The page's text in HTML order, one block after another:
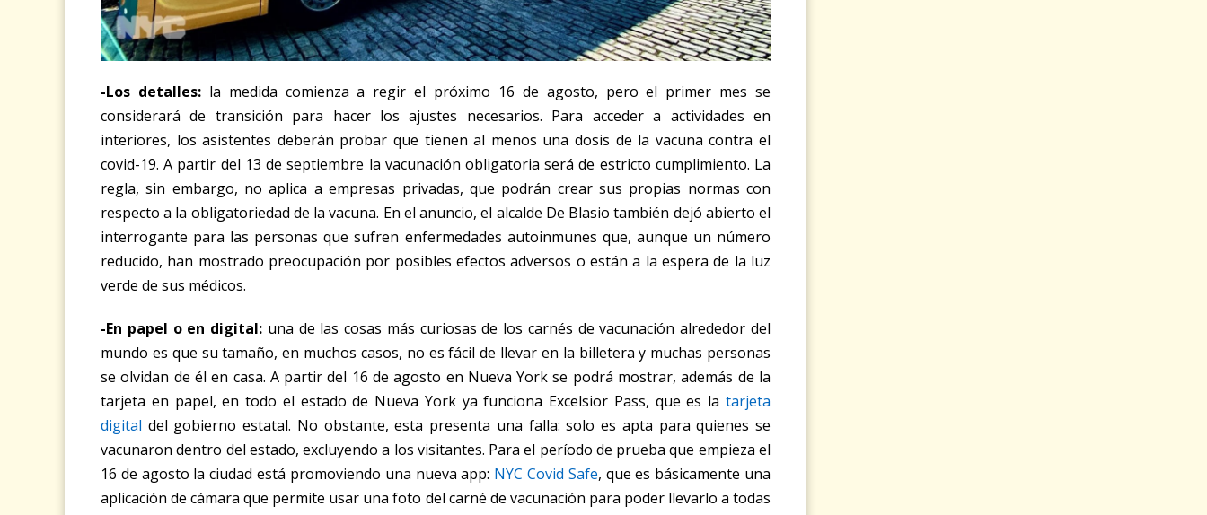
-Los detalles:la medida comienza a regir el próximo 16 de agosto, pero el primer mes se
considerará de transición para hacer los ajustes necesarios. Para acceder a actividades en
interiores, los asistentes deberán probar que tienen al menos una dosis de la vacuna contra el
covid-19. A partir del 13 de septiembre la vacunación obligatoria será de estricto cumplimiento. La
regla, sin embargo, no aplica a empresas privadas, que podrán crear sus propias normas con
respecto a la obligatoriedad de la vacuna. En el anuncio, el alcalde De Blasio también dejó abierto el
interrogante para las personas que sufren enfermedades autoinmunes que, aunque un número
reducido, han mostrado preocupación por posibles efectos adversos o están a la espera de la luz
verde de sus médicos.
-En papel o en digital: una de las cosas más curiosas de los carnés de vacunación alrededor del
mundo es que su tamaño, en muchos casos, no es fácil de llevar en la billetera y muchas personas
se olvidan de él en casa. A partir del 16 de agosto en Nueva York se podrá mostrar, además de la
tarjeta en papel, en todo el estado de Nueva York ya funciona Excelsior Pass, que es la tarjeta
digital del gobierno estatal. No obstante, esta presenta una falla: solo es apta para quienes se
vacunaron dentro del estado, excluyendo a los visitantes. Para el período de prueba que empieza el
16 de agosto la ciudad está promoviendo una nueva app: NYC Covid Safe, que es básicamente una
aplicación de cámara que permite usar una foto del carné de vacunación para poder llevarlo a todas